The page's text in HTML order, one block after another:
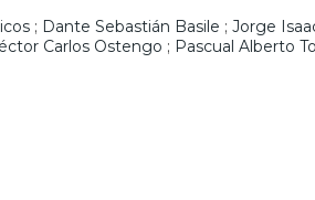
; Dante Sebastián Basile ; Jorge
Carlos Ostengo ; Pascual Alberto